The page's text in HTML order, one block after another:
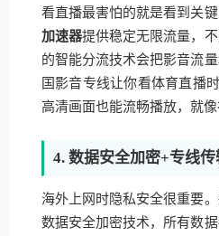
看直播最害怕的就是看到关键
加速器提供稳定无限流量，
的智能分流技术会把影音流
国影音专线让你看体育直播
高清画面也能流畅播放，就像
4. 数据安全加密+专线
海外上网时隐私安全很重要。
数据安全加密技术，所有数